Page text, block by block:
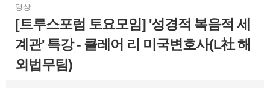
영상
[트루스포럼 토요모임] '성경적 복음적 세
계관' 특강 - 클레어 리 미국변호사(L社 해
외법무팀)